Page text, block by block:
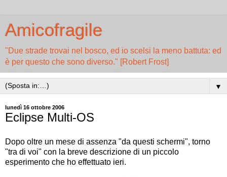
Amicofragile
"Due strade trovai nel bosco, ed io scelsi la meno battuta: ed
è per questo che sono diverso." [Robert Frost]
▼
lunedì 16 ottobre 2006
Eclipse Multi-OS
Dopo oltre un mese di assenza "da questi schermi", torno
"tra di voi" con la breve descrizione di un piccolo
esperimento che ho effettuato ieri.